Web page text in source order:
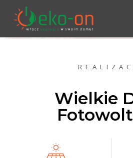
Wielkie